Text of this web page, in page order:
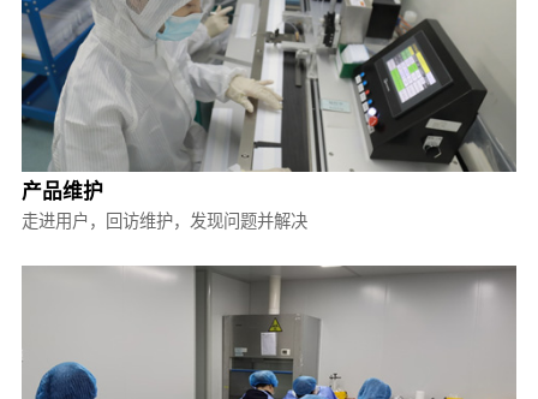
产品维护
走进用户，回访维护，发现问题并解决